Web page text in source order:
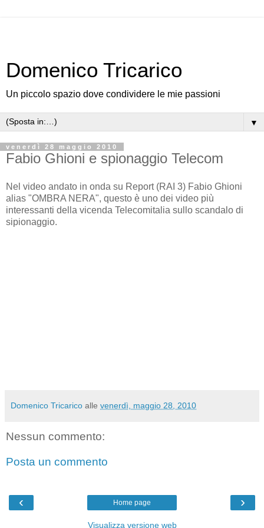
Domenico Tricarico
Un piccolo spazio dove condividere le mie passioni
▼
venerdì 28 maggio 2010
Fabio Ghioni e spionaggio Telecom
Nel video andato in onda su Report (RAI 3) Fabio Ghioni
alias "OMBRA NERA", questo è uno dei video più
interessanti della vicenda Telecomitalia sullo scandalo di
sipionaggio.
Domenico Tricarico alle venerdì, maggio 28, 2010
Nessun commento:
Posta un commento
‹ ›
Home page
Visualizza versione web